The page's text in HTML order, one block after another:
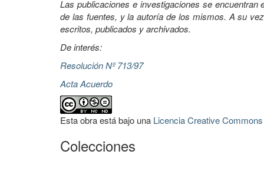
Las publicaciones e investigaciones se
de las fuentes, y la autoría de los mismos. A su
escritos, publicados y archivados.
De interés:
Resolución Nº 713/97
Acta Acuerdo
Esta obra está bajo una Licencia Creative
Colecciones